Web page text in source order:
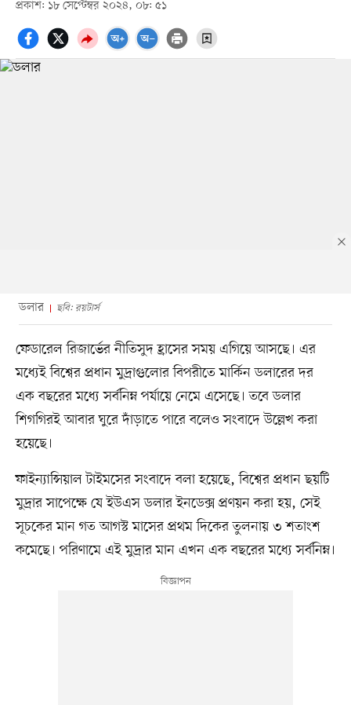
প্রকাশ: ১৮ সেপ্টেম্বর ২০২৪, ০৮: ৫১
ডলার ছবি: রয়টার্স
ফেডারেল রিজার্ভের নীতিসুদ হ্রাসের সময় এগিয়ে আসছে। এর
মধ্যেই বিশ্বের প্রধান মুদ্রাগুলোর বিপরীতে মার্কিন ডলারের দর
এক বছরের মধ্যে সর্বনিম্ন পর্যায়ে নেমে এসেছে। তবে ডলার
শিগগিরই আবার ঘুরে দাঁড়াতে পারে বলেও সংবাদে উল্লেখ করা
হয়েছে।
ফাইন্যান্সিয়াল টাইমসের সংবাদে বলা হয়েছে, বিশ্বের প্রধান ছয়টি
মুদ্রার সাপেক্ষে যে ইউএস ডলার ইনডেক্স প্রণয়ন করা হয়, সেই
সূচকের মান গত আগস্ট মাসের প্রথম দিকের তুলনায় ৩ শতাংশ
কমেছে। পরিণামে এই মুদ্রার মান এখন এক বছরের মধ্যে সর্বনিম্ন।